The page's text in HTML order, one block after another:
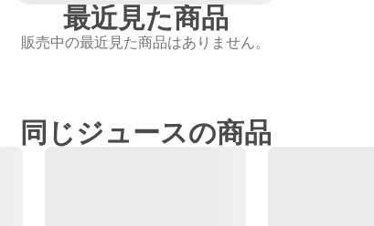
最近見た商品
販売中の最近見た商品はありません。
同じジュースの商品